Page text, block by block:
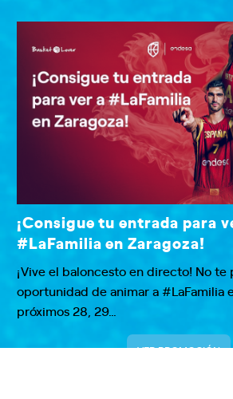
¡Consigue tu entrada para
#LaFamilia en Zaragoza!
¡Vive el baloncesto en directo! No te
oportunidad de animar a #LaFamilia
próximos 28, 29…
VER PROMOCIÓN